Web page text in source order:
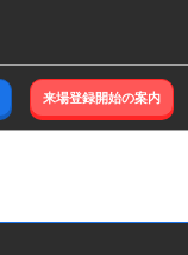
来場登録開始の案内